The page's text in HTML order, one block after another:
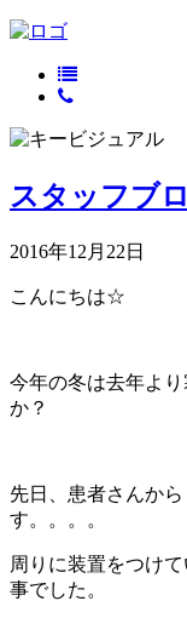
スタッフブ
2016年12月22日
こんにちは☆
今年の冬は去年よ
か？
先日、患者さんか
す。。。。
周りに装置をつけ
事でした。